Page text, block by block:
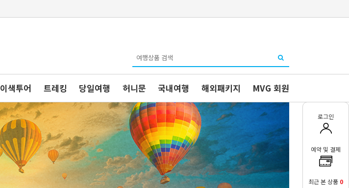
이색투어 트레킹 당일여행 허니문 국내여행 해외패키지 MVG 회원
로그인
예약 및 결제
최근 본 상품 0